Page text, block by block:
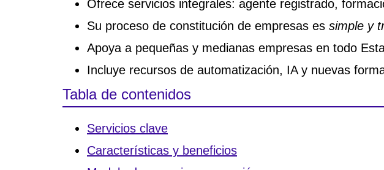
Ofrece servicios integrales: agente registrado,
Su proceso de constitución de empresas es simple y
Apoya a pequeñas y medianas empresas en todo
Incluye recursos de automatización, IA y nuevas
Tabla de contenidos
Servicios clave
Características y beneficios